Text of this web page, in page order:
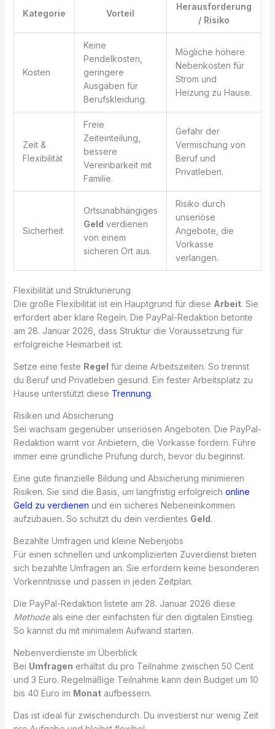
Kategorie Vorteil
Herausforderung
/ Risiko
Kosten
Keine
Pendelkosten,
geringere
Ausgaben für
Berufskleidung.
Mögliche höhere
Nebenkosten für
Strom und
Heizung zu Hause.
Zeit &
Flexibilität
Freie
Zeiteinteilung,
bessere
Vereinbarkeit mit
Familie.
Gefahr der
Vermischung von
Beruf und
Privatleben.
Sicherheit
Ortsunabhängiges
Geld verdienen
von einem
sicheren Ort aus.
Risiko durch
unseriöse
Angebote, die
Vorkasse
verlangen.
Flexibilität und Strukturierung
Die große Flexibilität ist ein Hauptgrund für diese Arbeit. Sie
erfordert aber klare Regeln. Die PayPal-Redaktion betonte
am 28. Januar 2026, dass Struktur die Voraussetzung für
erfolgreiche Heimarbeit ist.
Setze eine feste Regel für deine Arbeitszeiten. So trennst
du Beruf und Privatleben gesund. Ein fester Arbeitsplatz zu
Hause unterstützt diese Trennung.
Risiken und Absicherung
Sei wachsam gegenüber unseriösen Angeboten. Die PayPal-
Redaktion warnt vor Anbietern, die Vorkasse fordern. Führe
immer eine gründliche Prüfung durch, bevor du beginnst.
Eine gute finanzielle Bildung und Absicherung minimieren
Risiken. Sie sind die Basis, um langfristig erfolgreich online
Geld zu verdienen und ein sicheres Nebeneinkommen
aufzubauen. So schützt du dein verdientes Geld.
Bezahlte Umfragen und kleine Nebenjobs
Für einen schnellen und unkomplizierten Zuverdienst bieten
sich bezahlte Umfragen an. Sie erfordern keine besonderen
Vorkenntnisse und passen in jeden Zeitplan.
Die PayPal-Redaktion listete am 28. Januar 2026 diese
Methodeals eine der einfachsten für den digitalen Einstieg.
So kannst du mit minimalem Aufwand starten.
Nebenverdienste im Überblick
Bei Umfragen erhältst du pro Teilnahme zwischen 50 Cent
und 3 Euro. Regelmäßige Teilnahme kann dein Budget um 10
bis 40 Euro im Monataufbessern.
Das ist ideal für zwischendurch. Du investierst nur wenig Zeit